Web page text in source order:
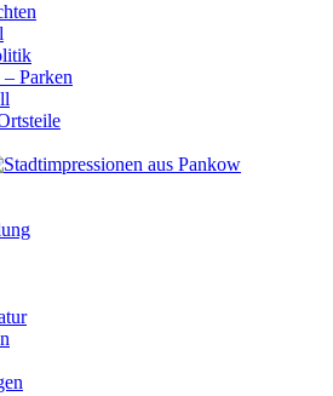
Parken